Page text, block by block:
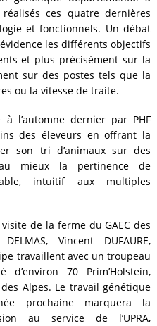
ces quatre dernières
et fonctionnels. Un débat
les différents objectifs
et plus précisément sur la
sur des postes tels que la
ou la vitesse de traite.
à l’automne dernier par PHF
des éleveurs en offrant la
son tri d’animaux sur des
mieux la pertinence de
intuitif aux multiples
de la ferme du GAEC des
Vincent DUFAURE,
travaillent avec un troupeau
70 Prim’Holstein,
Alpes. Le travail génétique
prochaine marquera la
au service de l’UPRA,